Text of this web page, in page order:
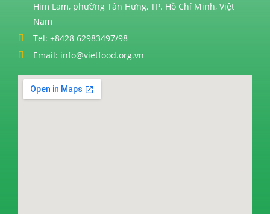
Him Lam, phường Tân Hưng, TP. Hồ Chí Minh, Việt
Nam
Tel: +8428 62983497/98
Email: info@vietfood.org.vn